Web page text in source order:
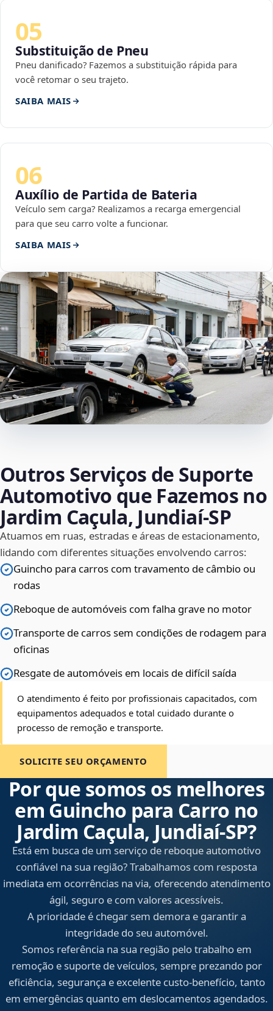
05
Substituição de Pneu
Pneu danificado? Fazemos a substituição rápida para
você retomar o seu trajeto.
SAIBA MAIS
06
Auxílio de Partida de Bateria
Veículo sem carga? Realizamos a recarga emergencial
para que seu carro volte a funcionar.
SAIBA MAIS
Outros Serviços de Suporte
Automotivo que Fazemos no
Jardim Caçula, Jundiaí‑SP
Atuamos em ruas, estradas e áreas de estacionamento,
lidando com diferentes situações envolvendo carros:
Guincho para carros com travamento de câmbio ou
rodas
Reboque de automóveis com falha grave no motor
Transporte de carros sem condições de rodagem para
oficinas
Resgate de automóveis em locais de difícil saída
O atendimento é feito por profissionais capacitados, com
equipamentos adequados e total cuidado durante o
processo de remoção e transporte.
SOLICITE SEU ORÇAMENTO
Por que somos os melhores
em Guincho para Carro no
Jardim Caçula, Jundiaí‑SP?
Está em busca de um serviço de reboque automotivo
confiável na sua região? Trabalhamos com resposta
imediata em ocorrências na via, oferecendo atendimento
ágil, seguro e com valores acessíveis.
A prioridade é chegar sem demora e garantir a
integridade do seu automóvel.
Somos referência na sua região pelo trabalho em
remoção e suporte de veículos, sempre prezando por
eficiência, segurança e excelente custo-benefício, tanto
em emergências quanto em deslocamentos agendados.